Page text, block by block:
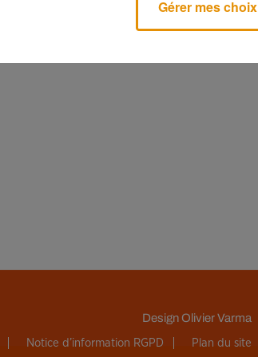
DesignOlivier Varma
Notice d’information RGPD Plan du site
Gérer mes choix